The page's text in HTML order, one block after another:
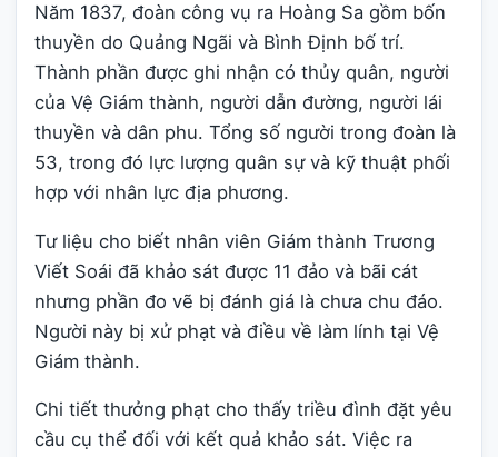
Năm 1837, đoàn công vụ ra Hoàng Sa gồm bốn
thuyền do Quảng Ngãi và Bình Định bố trí.
Thành phần được ghi nhận có thủy quân, người
của Vệ Giám thành, người dẫn đường, người lái
thuyền và dân phu. Tổng số người trong đoàn là
53, trong đó lực lượng quân sự và kỹ thuật phối
hợp với nhân lực địa phương.
Tư liệu cho biết nhân viên Giám thành Trương
Viết Soái đã khảo sát được 11 đảo và bãi cát
nhưng phần đo vẽ bị đánh giá là chưa chu đáo.
Người này bị xử phạt và điều về làm lính tại Vệ
Giám thành.
Chi tiết thưởng phạt cho thấy triều đình đặt yêu
cầu cụ thể đối với kết quả khảo sát. Việc ra